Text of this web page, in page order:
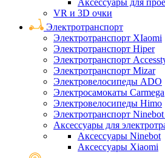
Аксессуары для
VR и 3D очки
Электротранспорт
Электротранспорт XIaomi
Электротранспорт Hiper
Электротранспорт
Электротранспорт Mizar
Электровелосипеды ADO
Электросамокаты Carmega
Электровелосипеды Himo
Электротранспорт
Аксессуары для
Аксессуары Ninebot
Аксессуары Xiaomi